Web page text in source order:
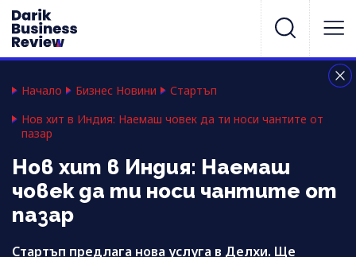
Начало Бизнес Новини
Стартъп
Нов хит в Индия: Наемаш човек да ти носи чантите от
пазар
Нов хит в Индия: Наемаш
човек да ти носи чантите от
пазар
Стартъп предлага нова услуга в Делхи. Ще